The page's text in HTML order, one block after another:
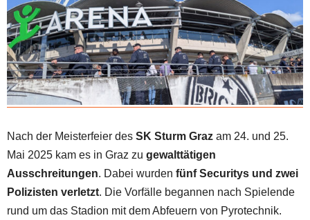
Nach der Meisterfeier des SK Sturm Graz am 24. und 25.
Mai 2025 kam es in Graz zu gewalttätigen
Ausschreitungen. Dabei wurden fünf Securitys und zwei
Polizisten verletzt. Die Vorfälle begannen nach Spielende
rund um das Stadion mit dem Abfeuern von Pyrotechnik.